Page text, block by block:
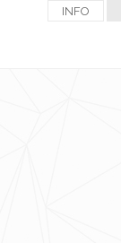
INFO